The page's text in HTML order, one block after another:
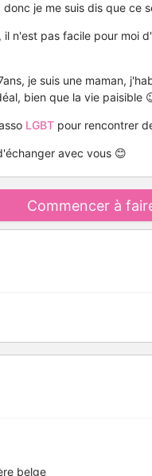
je me suis dis que ce
n'est pas facile pour moi
je suis une maman,
bien que la vie paisible
LGBT pour rencontrer
avec vous 😊
Commencer à
belge